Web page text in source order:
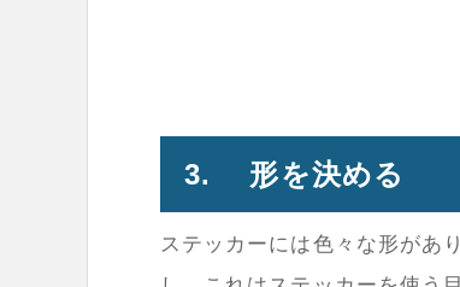
3. 形を決める
ステッカーには色々な形があ